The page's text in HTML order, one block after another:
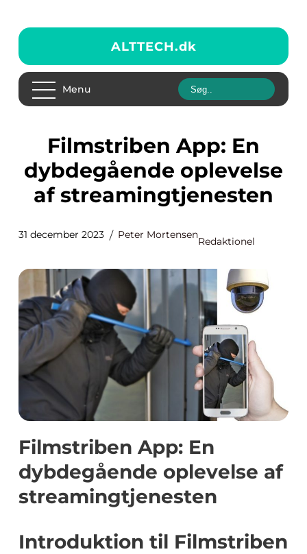
ALTTECH.dk
Menu
Filmstriben App: En
dybdegående oplevelse
af streamingtjenesten
31 december 2023 Peter Mortensen
Redaktionel
Filmstriben App: En
dybdegående oplevelse af
streamingtjenesten
Introduktion til Filmstriben